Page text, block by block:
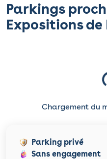
Parkings
Expositions
Chargement du
Parking privé
Sans engagement